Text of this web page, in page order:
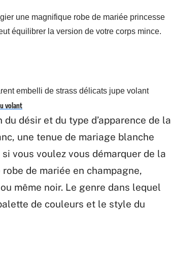
une magnifique robe de mariée princesse
équilibrer la version de votre corps mince.
volant
désir et du type d’apparence de la
une tenue de mariage blanche
vous voulez vous démarquer de la
de mariée en champagne,
même noir. Le genre dans lequel
de couleurs et le style du